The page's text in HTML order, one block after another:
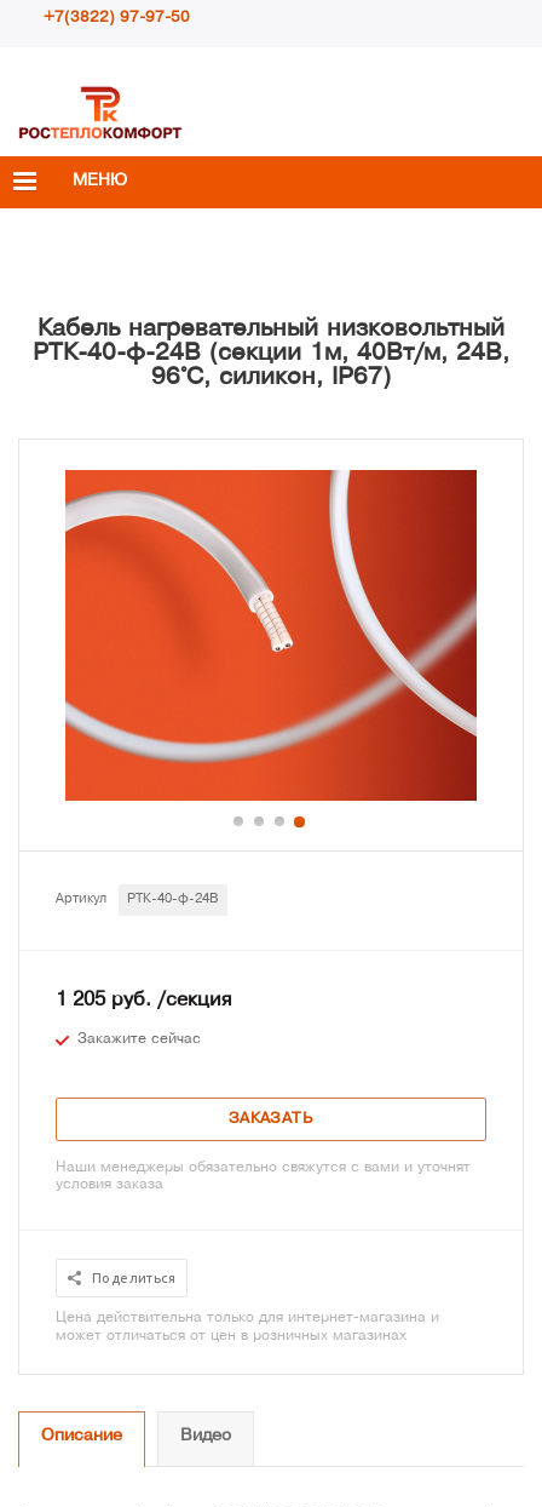
+7(3822) 97-97-50
info@rosteplokomfort.ru
МЕНЮ
Кабель нагревательный низковольтный
РТК-40-ф-24В (секции 1м, 40Вт/м, 24В,
96°С, силикон, IP67)
Артикул РТК-40-ф-24В
1 205 руб. /секция
Закажите сейчас
ЗАКАЗАТЬ
Наши менеджеры обязательно свяжутся с вами и уточнят
условия заказа
Поделиться
Цена действительна только для интернет-магазина и
может отличаться от цен в розничных магазинах
Описание Видео